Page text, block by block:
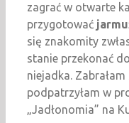
zagrać w otwarte
przygotować
się znakomity
stanie przekonać
niejadka.
podpatrzyłam w
„Jadłonomia” na